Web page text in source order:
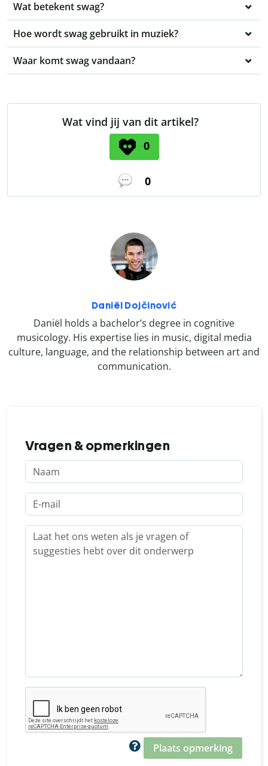
Wat betekent swag?
Hoe wordt swag gebruikt in muziek?
Waar komt swag vandaan?
Wat vind jij van dit artikel?
0
0
Daniël Dojčinović
Daniël holds a bachelor’s degree in cognitive
musicology. His expertise lies in music, digital media
culture, language, and the relationship between art and
communication.
Vragen & opmerkingen
Plaats opmerking